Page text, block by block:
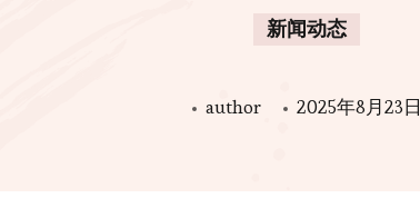
新闻动态
author 2025年8月23日